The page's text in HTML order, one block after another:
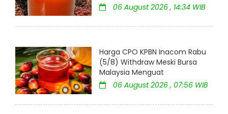
06 August 2026 , 14:34 WIB
Harga CPO KPBN Inacom Rabu
(5/8) Withdraw Meski Bursa
Malaysia Menguat
06 August 2026 , 07:56 WIB